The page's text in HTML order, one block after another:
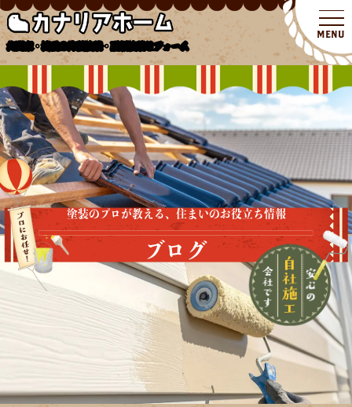
北関東・埼玉の外壁塗装・屋根塗装リフォーム
塗装のプロが教える、住まいのお役立ち情報
ブログ